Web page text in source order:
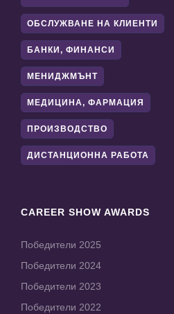
ОБСЛУЖВАНЕ НА КЛИЕНТИ
БАНКИ, ФИНАНСИ
МЕНИДЖМЪНТ
МЕДИЦИНА, ФАРМАЦИЯ
ПРОИЗВОДСТВО
ДИСТАНЦИОННА РАБОТА
CAREER SHOW AWARDS
Победители 2025
Победители 2024
Победители 2023
Победители 2022